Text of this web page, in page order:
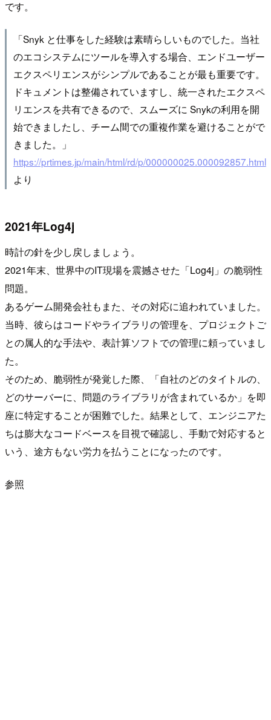
です。
「Snyk と仕事をした経験は素晴らしいものでした。当社
のエコシステムにツールを導入する場合、エンドユーザー
エクスペリエンスがシンプルであることが最も重要です。
ドキュメントは整備されていますし、統一されたエクスペ
リエンスを共有できるので、スムーズに Snykの利用を開
始できましたし、チーム間での重複作業を避けることがで
きました。」
https://prtimes.jp/main/html/rd/p/000000025.000092857.html
より
2021年Log4j
時計の針を少し戻しましょう。
2021年末、世界中のIT現場を震撼させた「Log4j」の脆弱性
問題。
あるゲーム開発会社もまた、その対応に追われていました。
当時、彼らはコードやライブラリの管理を、プロジェクトご
との属人的な手法や、表計算ソフトでの管理に頼っていまし
た。
そのため、脆弱性が発覚した際、「自社のどのタイトルの、
どのサーバーに、問題のライブラリが含まれているか」を即
座に特定することが困難でした。結果として、エンジニアた
ちは膨大なコードベースを目視で確認し、手動で対応すると
いう、途方もない労力を払うことになったのです。
参照